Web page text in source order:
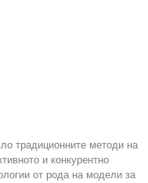
традиционните методи на
и конкурентно
от рода на модели за